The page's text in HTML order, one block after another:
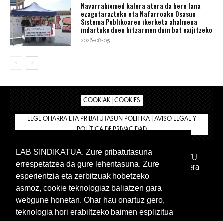
Navarrabiomed kalera atera da bere lana
ezagutarazteko eta Nafarroako Osasun
Sistema Publikoaren ikerketa ahalmena
indartuko duen hitzarmen duin bat exijitzeko
2026-08-05
COOKIAK | COOKIES
LEGE OHARRA ETA PRIBATUTASUN POLITIKA | AVISO LEGAL Y
POLÍTICA DE PRIVACIDAD
IPAR HEGOA FUNDAZIOA
AFILIATU
DENDA
BARNE GUNEA 🔑 Euskara Gaztelera
LAB SINDIKATUA. Zure pribatutasuna
errespetatzea da gure lehentasuna. Zure
esperientzia eta zerbitzuak hobetzeko
asmoz, cookie teknologiaz baliatzen gara
webgune honetan. Ohar hau onartuz gero,
teknologia hori erabiltzeko baimen esplizitua